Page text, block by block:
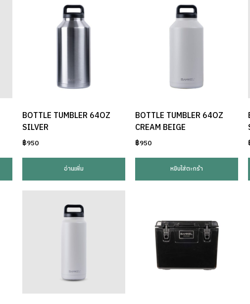
BOTTLE TUMBLER 64OZ
SILVER
฿950
อ่านเพิ่ม
BOTTLE TUMBLER 64OZ
CREAM BEIGE
฿950
หยิบใส่ตะกร้า